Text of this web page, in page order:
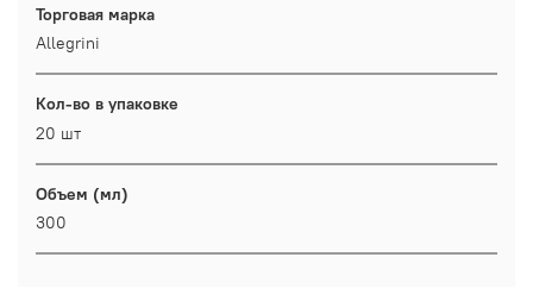
Торговая марка
Allegrini
Кол-во в упаковке
20 шт
Объем (мл)
300